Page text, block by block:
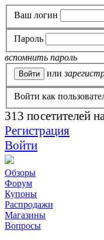
Ваш логин
Пароль
вспомнить пароль
или
Войти как
313 посетителей
Регистрация
Войти
Обзоры
Форум
Купоны
Распродажи
Магазины
Вопросы